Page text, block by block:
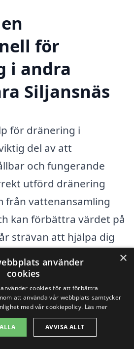
för
i andra
Siljansnäs
för dränering i
del av att
och fungerande
utförd dränering
från vattenansamling
kan förbättra värdet på
strävan att hjälpa dig
sammanställt en lista
av Siljansnäs där
hjälp.
städerna
×
använder
cookies
cookies för att förbättra
att använda vår webbplats samtycker
med vår cookiepolicy. Läs mer
AVVISA ALLT